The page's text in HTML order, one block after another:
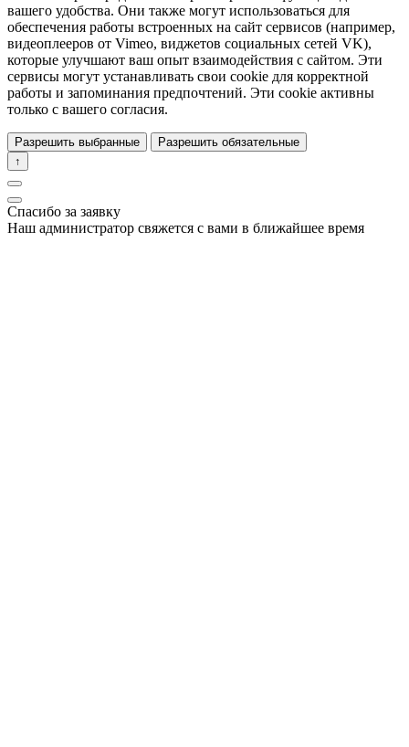
вашего удобства. Они также могут использоваться для
обеспечения работы встроенных на сайт сервисов (например,
видеоплееров от Vimeo, виджетов социальных сетей VK),
которые улучшают ваш опыт взаимодействия с сайтом. Эти
сервисы могут устанавливать свои cookie для корректной
работы и запоминания предпочтений. Эти cookie активны
только с вашего согласия.
Разрешить выбранные
Разрешить обязательные
↑
Спасибо за заявку
Наш администратор свяжется с вами в ближайшее время